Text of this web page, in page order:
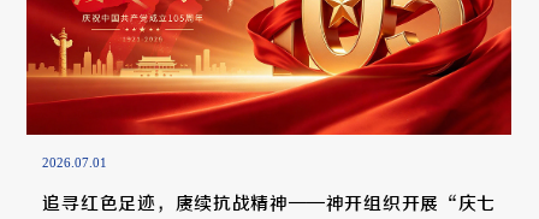
2026.07.01
追寻红色足迹，赓续抗战精神——神开组织开展“庆七